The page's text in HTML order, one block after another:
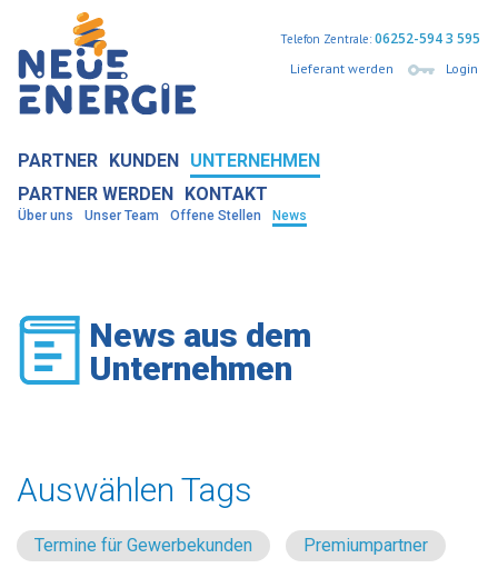
Lieferant werden Login
Telefon Zentrale:06252-594 3 595
PARTNER KUNDEN UNTERNEHMEN
Über uns Unser Team Offene Stellen News
PARTNER WERDEN KONTAKT
News aus dem
Unternehmen
Auswählen Tags
Termine für Gewerbekunden
Premiumpartner